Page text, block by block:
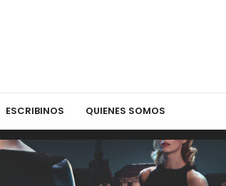
ESCRIBINOS QUIENES SOMOS